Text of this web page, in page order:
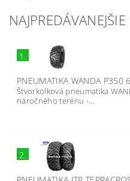
NAJPREDÁVANEJŠIE
1.
PNEUMATIKA WANDA P350
Štvorkolková pneumatika
náročného terénu -...
2.